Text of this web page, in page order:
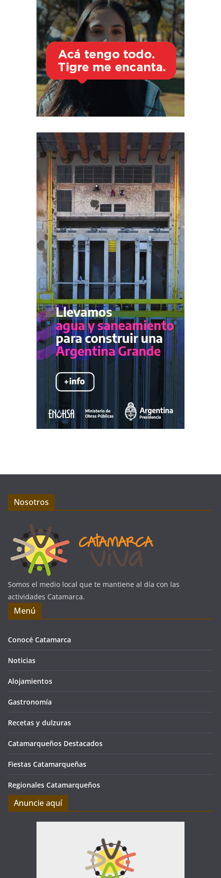
Nosotros
Somos el medio local que te mantiene al día con las
actividades Catamarca.
Menú
Conocé Catamarca
Noticias
Alojamientos
Gastronomía
Recetas y dulzuras
Catamarqueños Destacados
Fiestas Catamarqueñas
Regionales Catamarqueños
Anuncie aquí